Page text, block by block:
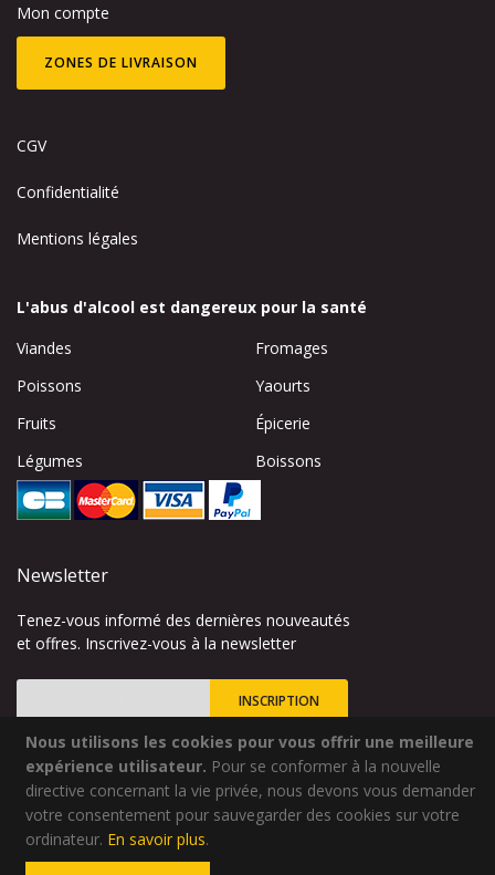
Nous utilisons les cookies pour vous offrir une meilleure
expérience utilisateur. Pour se conformer à la nouvelle
directive concernant la vie privée, nous devons vous demander
votre consentement pour sauvegarder des cookies sur votre
ordinateur. En savoir plus.
Mon compte
ZONES DE LIVRAISON
CGV
Confidentialité
Mentions légales
L'abus d'alcool est dangereux pour la santé
Viandes
Poissons
Fruits
Légumes
Fromages
Yaourts
Épicerie
Boissons
Newsletter
Tenez-vous informé des dernières nouveautés
et offres. Inscrivez-vous à la newsletter
Inscription
notre
lettre
d’information
INSCRIPTION
Site créé parCodsense